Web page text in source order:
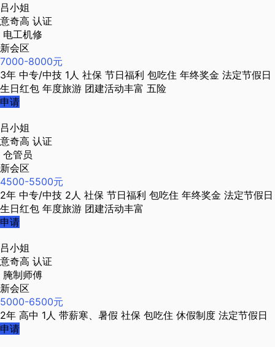
吕小姐
意奇高 认证
电工机修
新会区
7000-8000元
3年 中专/中技 1人 社保 节日福利 包吃住 年终奖金 法定节假日
生日红包 年度旅游 团建活动丰富 五险
申请
吕小姐
意奇高 认证
仓管员
新会区
4500-5500元
2年 中专/中技 2人 社保 节日福利 包吃住 年终奖金 法定节假日
生日红包 年度旅游 团建活动丰富
申请
吕小姐
意奇高 认证
腌制师傅
新会区
5000-6500元
2年 高中 1人 带薪寒、暑假 社保 包吃住 休假制度 法定节假日
申请